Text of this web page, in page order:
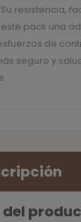
Su resistencia,
pack una
de
seguro y
del